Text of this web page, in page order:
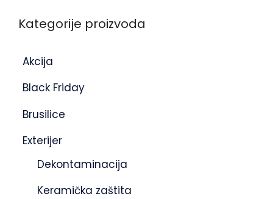
Kategorije proizvoda
Akcija
Black Friday
Brusilice
Exterijer
Dekontaminacija
Keramička zaštita